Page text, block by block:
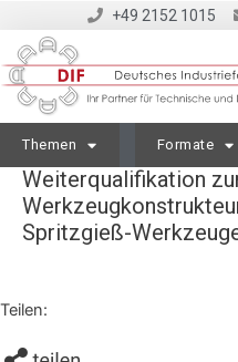
+49 2152 1015
Themen Formate
Weiterqualifikation
Spritzgieß-
Teilen: